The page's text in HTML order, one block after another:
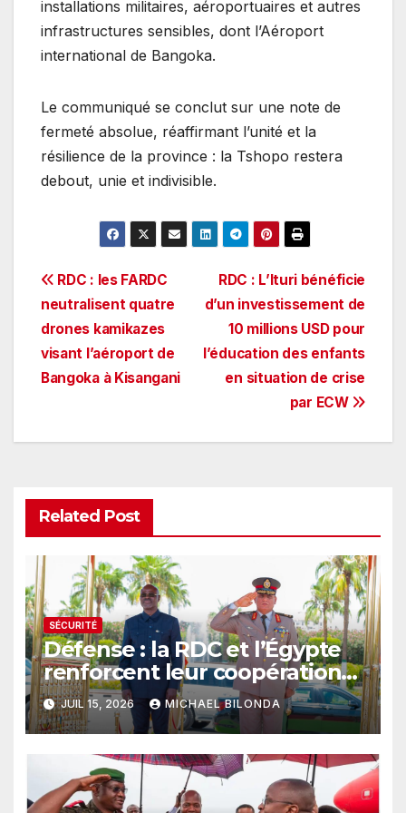
installations militaires, aéroportuaires et autres
infrastructures sensibles, dont l’Aéroport
international de Bangoka.
Le communiqué se conclut sur une note de
fermeté absolue, réaffirmant l’unité et la
résilience de la province : la Tshopo restera
debout, unie et indivisible.
Navigation
de
l’article
RDC : L’Ituri bénéficie
d’un investissement de
10 millions USD pour
l’éducation des enfants
en situation de crise
par ECW
RDC : les FARDC
neutralisent quatre
drones kamikazes
visant l’aéroport de
Bangoka à Kisangani
Related Post
SÉCURITÉ
Défense : la RDC et l’Égypte
renforcent leur coopération
pour moderniser les FARDC
JUIL 15, 2026 MICHAEL BILONDA